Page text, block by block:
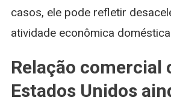
casos, ele pode refletir
atividade econômica
Relação comercial
Estados Unidos